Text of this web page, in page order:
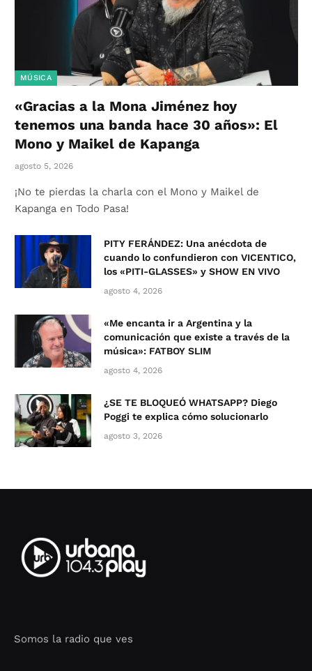
MÚSICA
«Gracias a la Mona Jiménez hoy
tenemos una banda hace 30 años»: El
Mono y Maikel de Kapanga
agosto 5, 2026
¡No te pierdas la charla con el Mono y Maikel de
Kapanga en Todo Pasa!
PITY FERÁNDEZ: Una anécdota de
cuando lo confundieron con VICENTICO,
los «PITI-GLASSES» y SHOW EN VIVO
agosto 4, 2026
«Me encanta ir a Argentina y la
comunicación que existe a través de la
música»: FATBOY SLIM
agosto 4, 2026
¿SE TE BLOQUEÓ WHATSAPP? Diego
Poggi te explica cómo solucionarlo
agosto 3, 2026
Somos la radio que ves